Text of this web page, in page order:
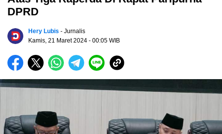
DPRD
Hery Lubis - Jurnalis
Kamis, 21 Maret 2024 - 00:05 WIB